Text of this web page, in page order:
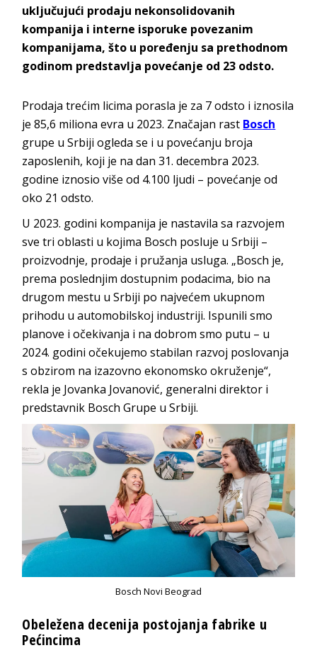
uključujući prodaju nekonsolidovanih
kompanija i interne isporuke povezanim
kompanijama, što u poređenju sa prethodnom
godinom predstavlja povećanje od 23 odsto.
Prodaja trećim licima porasla je za 7 odsto i iznosila
je 85,6 miliona evra u 2023. Značajan rast Bosch
grupe u Srbiji ogleda se i u povećanju broja
zaposlenih, koji je na dan 31. decembra 2023.
godine iznosio više od 4.100 ljudi – povećanje od
oko 21 odsto.
U 2023. godini kompanija je nastavila sa razvojem
sve tri oblasti u kojima Bosch posluje u Srbiji –
proizvodnje, prodaje i pružanja usluga. „Bosch je,
prema poslednjim dostupnim podacima, bio na
drugom mestu u Srbiji po najvećem ukupnom
prihodu u automobilskoj industriji. Ispunili smo
planove i očekivanja i na dobrom smo putu – u
2024. godini očekujemo stabilan razvoj poslovanja
s obzirom na izazovno ekonomsko okruženje“,
rekla je Jovanka Jovanović, generalni direktor i
predstavnik Bosch Grupe u Srbiji.
Bosch Novi Beograd
Obeležena decenija postojanja fabrike u
Pećincima